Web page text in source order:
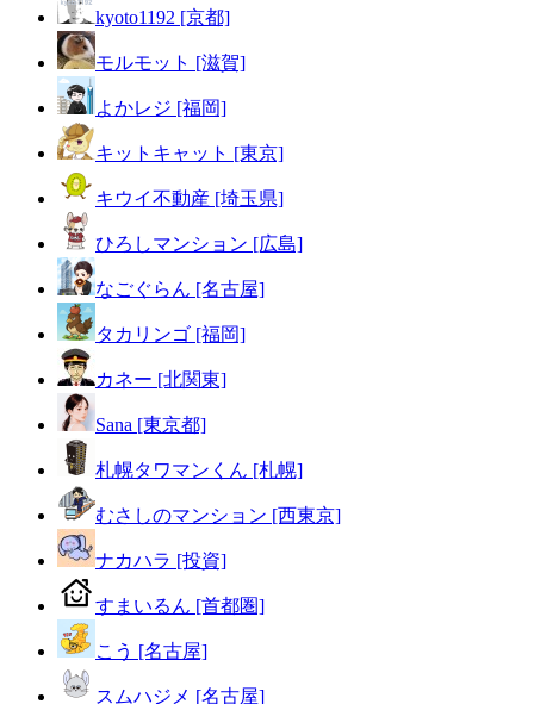
kyoto1192 [京都]
モルモット [滋賀]
よかレジ [福岡]
キットキャット [東京]
キウイ不動産 [埼玉県]
ひろしマンション [広島]
なごぐらん [名古屋]
タカリンゴ [福岡]
カネー [北関東]
Sana [東京都]
札幌タワマンくん [札幌]
むさしのマンション [西東京]
ナカハラ [投資]
すまいるん [首都圏]
こう [名古屋]
スムハジメ [名古屋]